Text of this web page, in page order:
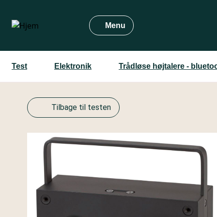
hovedindhold
Menu
Test Elektronik Trådløse højtalere -
Tilbage til testen